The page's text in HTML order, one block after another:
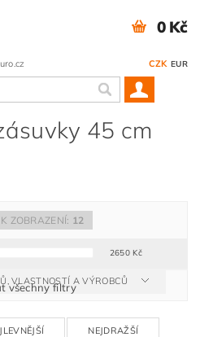
CZK EUR
0 Kč
45 cm
2650 Kč
ZOBRAZENÍ: 12
VLASTNOSTÍ A VÝROBCŮ
všechny filtry
NEJDRAŽŠÍ